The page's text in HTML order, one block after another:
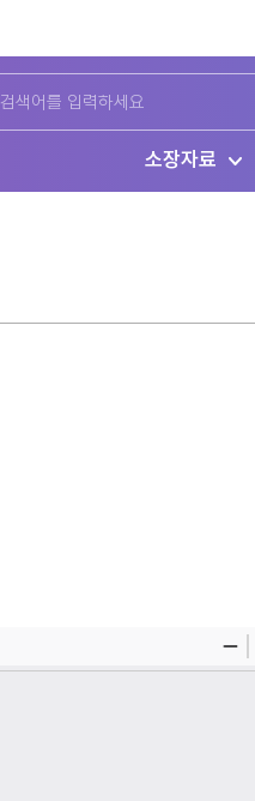
소장자료